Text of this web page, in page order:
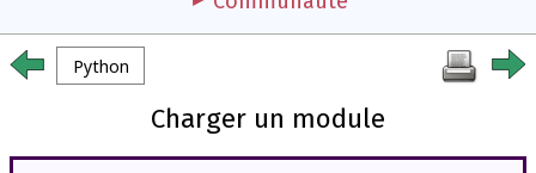
Python
Charger un module